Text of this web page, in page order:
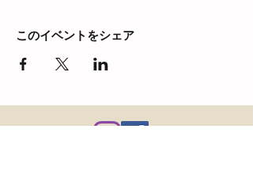
このイベントをシェア